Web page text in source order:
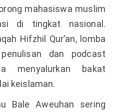
mahasiswa muslim
di tingkat nasional.
Hifzhil Qur’an, lomba
dan podcast
menyalurkan bakat
keislaman.
Bale Aweuhan sering